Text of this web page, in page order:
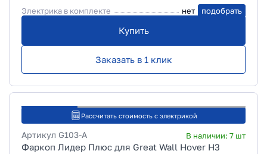
Электрика в комплекте
нет подобрать
Купить
Заказать в 1 клик
Рассчитать стоимость с электрикой
Артикул G103-A В наличии: 7 шт
Фаркоп Лидер Плюс для Great Wall Hover H3